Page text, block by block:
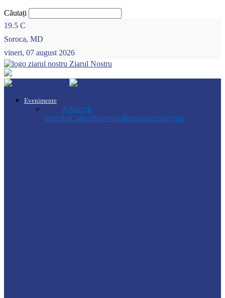
Căutați
19.5 C
Soroca, MD
vineri, 07 august 2026
Ziarul Nostru
Evenimente
Arhitecții
timpuluiCulturăInterviuriReportajeSportȘtiri